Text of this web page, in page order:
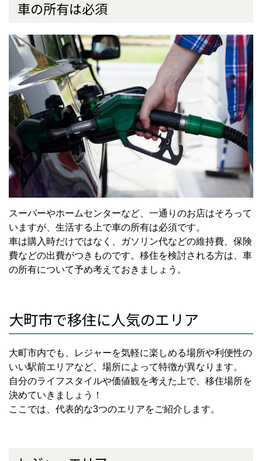
車の所有は必須
スーパーやホームセンターなど、一通りのお店はそろって
いますが、生活する上で車の所有は必須です。
車は購入時だけではなく、ガソリン代などの維持費、保険
費などの出費がつきものです。移住を検討される方は、車
の所有について予め考えておきましょう。
大町市で移住に人気のエリア
大町市内でも、レジャーを気軽に楽しめる場所や利便性の
いい駅前エリアなど、場所によって特徴が異なります。
自分のライフスタイルや価値観を考えた上で、移住場所を
決めていきましょう！
ここでは、代表的な3つのエリアをご紹介します。